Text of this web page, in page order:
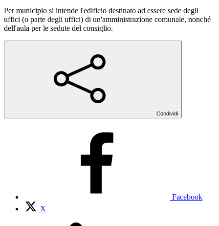
Per municipio si intende l'edificio destinato ad essere sede degli
uffici (o parte degli uffici) di un'amministrazione comunale, nonché
dell'aula per le sedute del consiglio.
Condividi
Facebook
X